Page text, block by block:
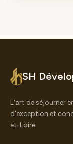
SH
L'art de séjourner
d'exception et
et-Loire.